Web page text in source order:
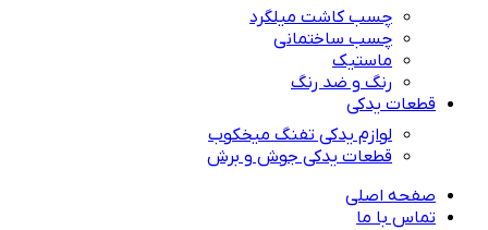
چسب کاشت میلگرد
چسب ساختمانی
ماستیک
رنگ و ضد رنگ
قطعات یدکی
لوازم یدکی تفنگ میخکوب
قطعات یدکی جوش و برش
صفحه اصلی
تماس با ما